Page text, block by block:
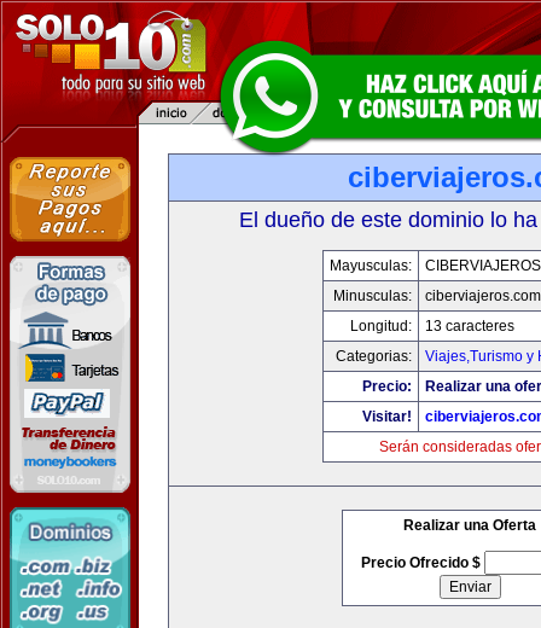
El dueño de este dominio lo
Mayusculas:
Minusculas:
ciberviajeros.com
Longitud:
13 caracteres
Categorias:
Viajes,Turismo y
Precio:
Realizar una
Visitar!
Serán consideradas
Realizar una Oferta
Precio Ofrecido $